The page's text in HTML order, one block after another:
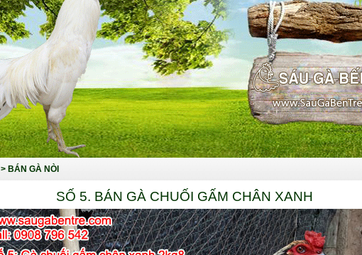
> BÁN GÀ NÒI
SỐ 5. BÁN GÀ CHUỐI GẤM CHÂN XANH